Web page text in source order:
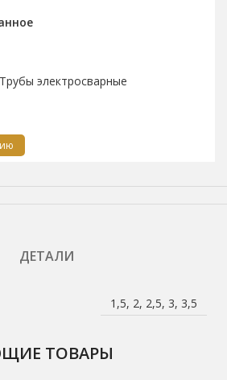
Трубы электросварные
ДЕТАЛИ
1,5, 2, 2,5, 3, 3,5
ТОВАРЫ